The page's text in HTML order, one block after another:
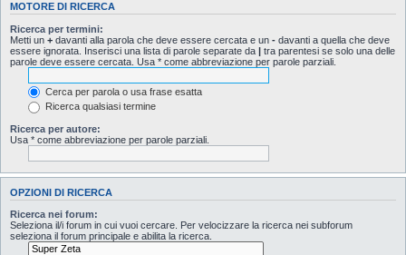
MOTORE DI RICERCA
Ricerca per termini:
Metti un + davanti alla parola che deve essere cercata e un - davanti a quella che deve
essere ignorata. Inserisci una lista di parole separate da | tra parentesi se solo una delle
parole deve essere cercata. Usa * come abbreviazione per parole parziali.
Cerca per parola o usa frase esatta
Ricerca qualsiasi termine
Ricerca per autore:
Usa * come abbreviazione per parole parziali.
OPZIONI DI RICERCA
Ricerca nei forum:
Seleziona il/i forum in cui vuoi cercare. Per velocizzare la ricerca nei subforum
seleziona il forum principale e abilita la ricerca.